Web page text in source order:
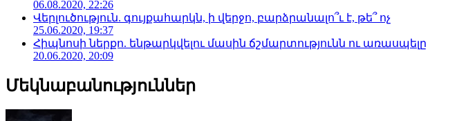
06.08.2020, 22:26
Վերլուծություն. գույքահարկն, ի վերջո, բարձրանալո՞ւ է, թե՞ ոչ
25.06.2020, 19:37
Հիպնոսի ներքո. ենթարկվելու մասին ճշմարտությունն ու առասպելը
20.06.2020, 20:09
Մեկնաբանություններ